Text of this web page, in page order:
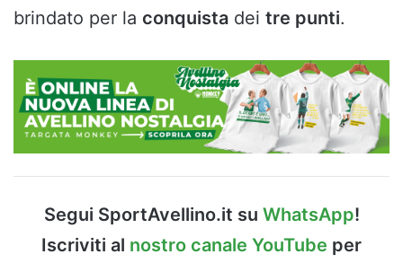
brindato per la conquista dei tre punti.
Segui SportAvellino.it su WhatsApp!
Iscriviti al nostro canale YouTube per